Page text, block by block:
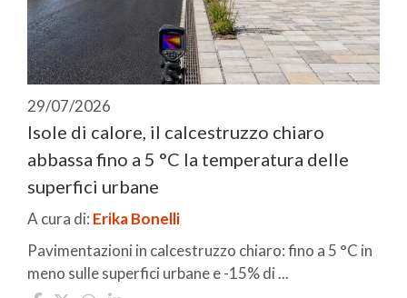
29/07/2026
Isole di calore, il calcestruzzo chiaro
abbassa fino a 5 °C la temperatura delle
superfici urbane
A cura di: Erika Bonelli
Pavimentazioni in calcestruzzo chiaro: fino a 5 °C in
meno sulle superfici urbane e -15% di ...